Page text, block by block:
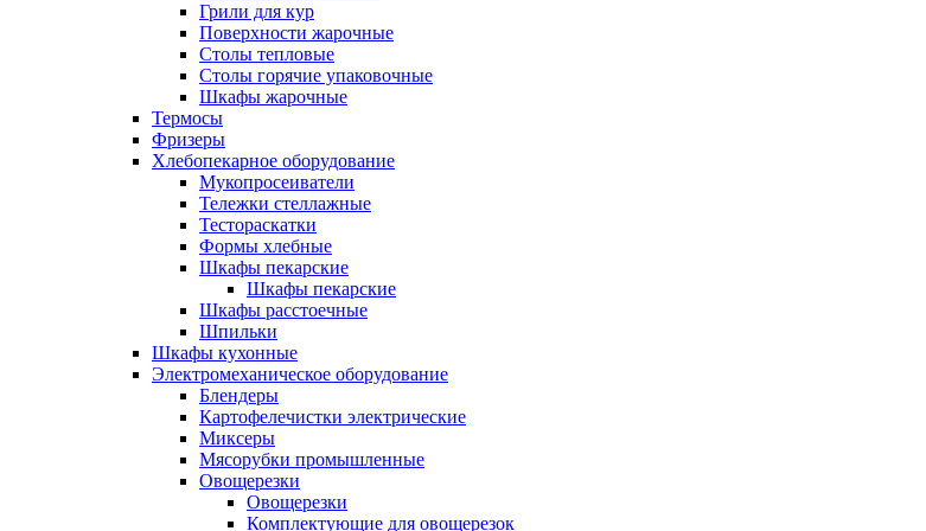
Грили для кур
Поверхности жарочные
Столы тепловые
Столы горячие упаковочные
Шкафы жарочные
Термосы
Фризеры
Хлебопекарное оборудование
Мукопросеиватели
Тележки стеллажные
Тестораскатки
Формы хлебные
Шкафы пекарские
Шкафы пекарские
Шкафы расстоечные
Шпильки
Шкафы кухонные
Электромеханическое оборудование
Блендеры
Картофелечистки электрические
Миксеры
Мясорубки промышленные
Овощерезки
Овощерезки
Комплектующие для овощерезок